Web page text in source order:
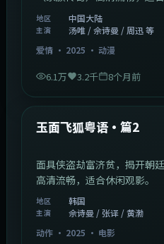
地区 中国大陆
主演
汤唯 / 佘诗曼 / 周迅 等
爱情· 2025 · 动漫
6.1万 3.2千 8个月前
最新
玉面飞狐粤语·篇2
面具侠盗劫富济贫，揭开朝
高清流畅，适合休闲观影。
地区 韩国
主演
佘诗曼 / 张译 / 黄渤
动作· 2025 · 电影